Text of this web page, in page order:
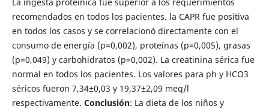
recomendados en todos los pacientes. la CAPR fue positiva
en todos los casos y se correlacionó directamente con el
consumo de energía (p=0,002), proteínas (p=0,005), grasas
(p=0,049) y carbohidratos (p=0,002). La creatinina sérica fue
normal en todos los pacientes. Los valores para ph y HCO3
séricos fueron 7,34±0,03 y 19,37±2,09 meq/l
respectivamente. Conclusión: La dieta de los niños y